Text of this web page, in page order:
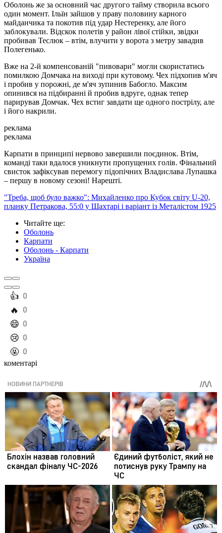
Оболонь же за основний час другого тайму створила всього
один момент. Ільїн зайшов у праву половину карного
майданчика та покотив під удар Нестеренку, але його
заблокували. Відскок полетів у район лівої стійки, звідки
пробивав Теслюк – втім, влучити у ворота з метру завадив
Полегенько.
Вже на 2-й компенсованій "пивовари" могли скористатись
помилкою Домчака на виході при кутовому. Чех підхопив м'яч
і пробив у порожні, де м'яч зупинив Бабогло. Максим
опинився на підбиранні й пробив вдруге, однак тепер
парирував Домчак. Чех встиг завдати ще одного пострілу, але
і його накрили.
реклама
реклама
Карпати в принципі нервово завершили поєдинок. Втім,
команді таки вдалося уникнути пропущених голів. Фінальний
свисток зафіксував перемогу підопічних Владислава Лупашка
– першу в новому сезоні! Нарешті.
"Треба, щоб було важко": Михайленко про Кубок світу U-20,
планку Петракова, 55:0 у Шахтарі і варіант із Металістом 1925
Читайте ще:
Оболонь
Карпати
Оболонь - Карпати
Україна
️👍 0
️🔥 0
️😄 0
️😢 0
️🤬 0
коментарі